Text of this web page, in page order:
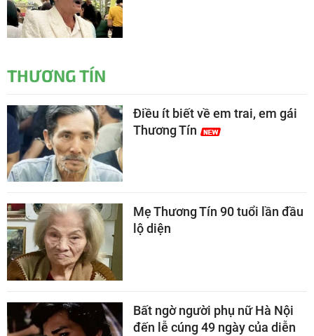
THƯƠNG TÍN
Điều ít biết về em trai, em gái
Thương Tín
Mẹ Thương Tín 90 tuổi lần đầu
lộ diện
Bất ngờ người phụ nữ Hà Nội
đến lễ cúng 49 ngày của diễn